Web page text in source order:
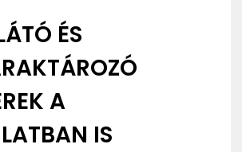
ÉS
A
IS